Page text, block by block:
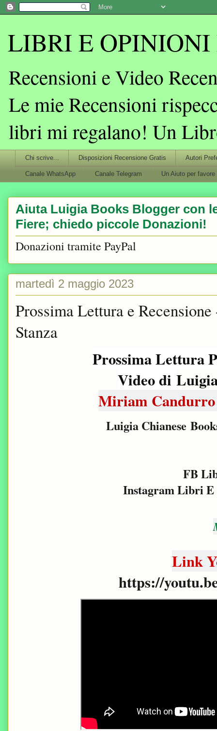
LIBRI E OPINIONI
Recensioni e Video
Le mie Recensioni
libri mi regalano! Un
Chi scrive... Disposizioni Recensione Gratis Autori
Canale WhatsApp Canale Telegram Un Aiuto per favore
Aiuta Luigia Books Blogger con
Fiere; chiedo piccole Donazioni!
Donazioni tramite PayPal
martedì 2 maggio 2023
Prossima Lettura e
Stanza
Prossima Lettura
Video di
Miriam
Luigia Chianese
FB
Instagram Libri
Link
https://